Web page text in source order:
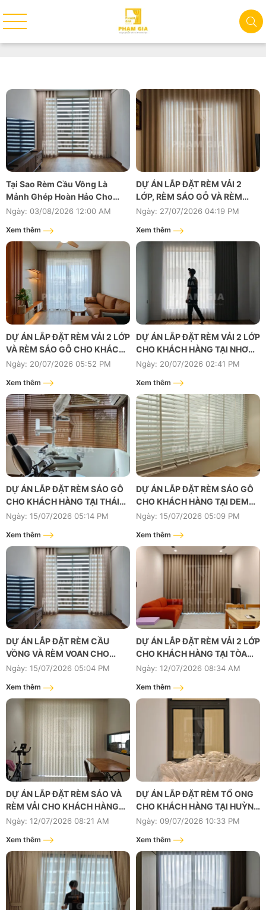
Tại Sao Rèm Cầu Vồng Là
Mảnh Ghép Hoàn Hảo Cho
Căn Hộ Studio Hiện Đại?
Ngày: 03/08/2026 12:00 AM
Xem thêm
DỰ ÁN LẮP ĐẶT RÈM VẢI 2
LỚP, RÈM SÁO GỖ VÀ RÈM
CUỐN CHO KHÁCH HÀNG TẠI
DƯƠNG
Ngày: 27/07/2026 04:19 PM
Xem thêm
DỰ ÁN LẮP ĐẶT RÈM VẢI 2 LỚP
VÀ RÈM SÁO GỖ CHO KHÁCH
HÀNG TẠI LUMIERE
VINHOME GRAND PARK, TP.
HỒ CHÍ MINH
Ngày: 20/07/2026 05:52 PM
Xem thêm
DỰ ÁN LẮP ĐẶT RÈM VẢI 2 LỚP
CHO KHÁCH HÀNG TẠI NHƠN
TRẠCH, ĐỒNG NAI
Ngày: 20/07/2026 02:41 PM
Xem thêm
DỰ ÁN LẮP ĐẶT RÈM SÁO GỖ
CHO KHÁCH HÀNG TẠI THÁI
LY, THẢO ĐIỀN, QUẬN 2, TP.HỒ
Ngày: 15/07/2026 05:14 PM
Xem thêm
DỰ ÁN LẮP ĐẶT RÈM SÁO GỖ
CHO KHÁCH HÀNG TẠI DEMO
OFFICE, NGUYỄN HUỆ, QUẬN
Ngày: 15/07/2026 05:09 PM
Xem thêm
DỰ ÁN LẮP ĐẶT RÈM CẦU
VỒNG VÀ RÈM VOAN CHO
KHÁCH HÀNG TẠI TÒA NHÀ ST
HIỆP BÌNH, TP.HỒ CHÍ MINH
Ngày: 15/07/2026 05:04 PM
Xem thêm
DỰ ÁN LẮP ĐẶT RÈM VẢI 2 LỚP
CHO KHÁCH HÀNG TẠI TÒA
OS5 - OPUS ONE VINHOMES
Ngày: 12/07/2026 08:34 AM
Xem thêm
DỰ ÁN LẮP ĐẶT RÈM SÁO VÀ
RÈM VẢI CHO KHÁCH HÀNG
TẠI D - AQUA, BÌNH ĐÔNG,
MINH
Ngày: 12/07/2026 08:21 AM
Xem thêm
DỰ ÁN LẮP ĐẶT RÈM TỔ ONG
CHO KHÁCH HÀNG TẠI HUỲNH
TẤN PHÁT, PHÚ THUẬN, QUẬN
Ngày: 09/07/2026 10:33 PM
Xem thêm